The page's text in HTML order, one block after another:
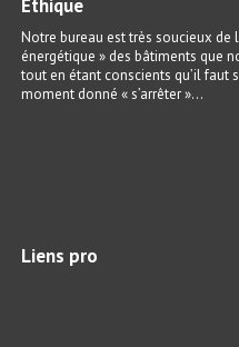
Ethique
Notre bureau est très soucieux de
énergétique » des bâtiments que
tout en étant conscients qu’il faut
moment donné « s’arrêter »…
Liens pro